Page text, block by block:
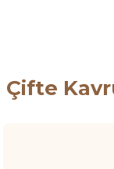
Çifte